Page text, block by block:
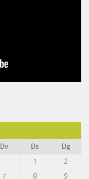
Dv Ds
Dg
1
2
7 8 9